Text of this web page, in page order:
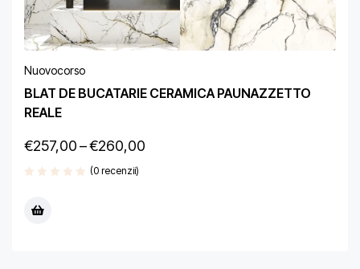
Nuovocorso
BLAT DE BUCATARIE CERAMICA PAUNAZZETTO
REALE
€257,00–€260,00
(0 recenzii)